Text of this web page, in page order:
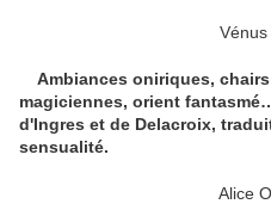
Vénus
Ambiances oniriques,
magiciennes, orient
d'Ingres et de Delacroix,
sensualité.
Alice Ozy